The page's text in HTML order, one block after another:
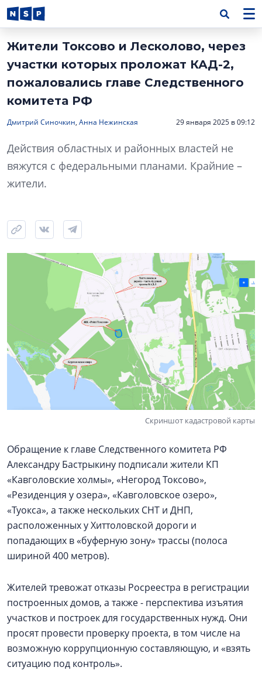
Жители Токсово и Лесколово, через
участки которых проложат КАД-2,
пожаловались главе Следственного
комитета РФ
Дмитрий Синочкин, Анна Нежинская 29 января 2025 в 09:12
Действия областных и районных властей не
вяжутся с федеральными планами. Крайние –
жители.
Скриншот кадастровой карты
Обращение к главе Следственного комитета РФ
Александру Бастрыкину подписали жители КП
«Кавголовские холмы», «Негород Токсово»,
«Резиденция у озера», «Кавголовское озеро»,
«Туокса», а также нескольких СНТ и ДНП,
расположенных у Хиттоловской дороги и
попадающих в «буферную зону» трассы (полоса
шириной 400 метров).
Жителей тревожат отказы Росреестра в регистрации
построенных домов, а также - перспектива изъятия
участков и построек для государственных нужд. Они
просят провести проверку проекта, в том числе на
возможную коррупционную составляющую, и «взять
ситуацию под контроль».